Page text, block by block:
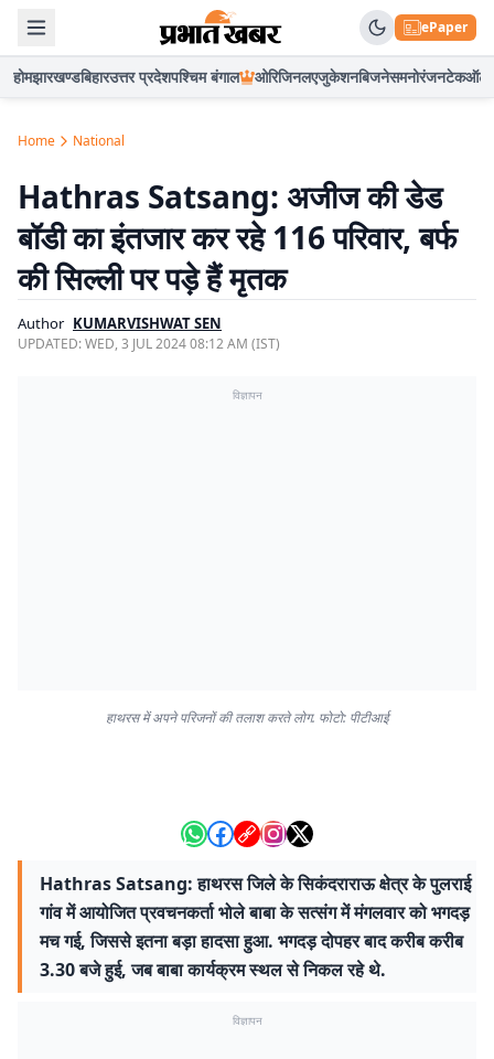
ePaper
होमझारखण्डबिहारउत्तर प्रदेशपश्चिम बंगाल ओरिजिनलएजुकेशनबिजनेसमनोरंजनटेकऑटो
Home National
Hathras Satsang: अजीज की डेड
बॉडी का इंतजार कर रहे 116 परिवार, बर्फ
की सिल्ली पर पड़े हैं मृतक
Author KUMARVISHWAT SEN
UPDATED:WED, 3 JUL 2024 08:12 AM (IST)
विज्ञापन
हाथरस में अपने परिजनों की तलाश करते लोग. फोटो: पीटीआई
Hathras Satsang: हाथरस जिले के सिकंदराराऊ क्षेत्र के पुलराई
गांव में आयोजित प्रवचनकर्ता भोले बाबा के सत्संग में मंगलवार को भगदड़
मच गई, जिससे इतना बड़ा हादसा हुआ. भगदड़ दोपहर बाद करीब करीब
3.30 बजे हुई, जब बाबा कार्यक्रम स्थल से निकल रहे थे.
विज्ञापन